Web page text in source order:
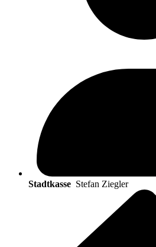
Stadtkasse Stefan Ziegler